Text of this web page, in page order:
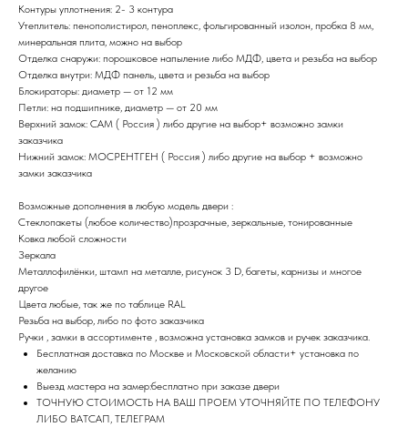
Контуры уплотнения: 2- 3 контура
Утеплитель: пенополистирол, пеноплекс, фольгированный изолон, пробка 8 мм,
минеральная плита, можно на выбор
Отделка снаружи: порошковое напыление либо МДФ, цвета и резьба на выбор
Отделка внутри: МДФ панель, цвета и резьба на выбор
Блокираторы: диаметр — от 12 мм
Петли: на подшипнике, диаметр — от 20 мм
Верхний замок: САМ ( Россия ) либо другие на выбор+ возможно замки
заказчика
Нижний замок: МОСРЕНТГЕН ( Россия ) либо другие на выбор + возможно
замки заказчика
Возможные дополнения в любую модель двери :
Стеклопакеты (любое количество)прозрачные, зеркальные, тонированные
Ковка любой сложности
Зеркала
Металлофилёнки, штамп на металле, рисунок 3 D, багеты, карнизы и многое
другое
Цвета любые, так же по таблице RAL
Резьба на выбор, либо по фото заказчика
Ручки , замки в ассортименте , возможна установка замков и ручек заказчика.
Бесплатная доставка по Москве и Московской области+ установка по
желанию
Выезд мастера на замер:бесплатно при заказе двери
ТОЧНУЮ СТОИМОСТЬ НА ВАШ ПРОЕМ УТОЧНЯЙТЕ ПО ТЕЛЕФОНУ
ЛИБО ВАТСАП, ТЕЛЕГРАМ